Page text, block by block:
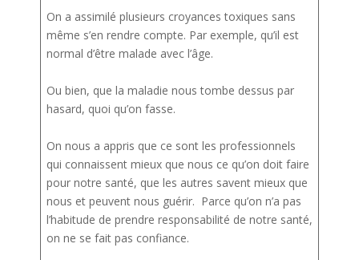
On a assimilé plusieurs croyances toxiques sans
même s’en rendre compte. Par exemple, qu’il est
normal d’être malade avec l’âge.
Ou bien, que la maladie nous tombe dessus par
hasard, quoi qu’on fasse.
On nous a appris que ce sont les professionnels
qui connaissent mieux que nous ce qu’on doit faire
pour notre santé, que les autres savent mieux que
nous et peuvent nous guérir. Parce qu’on n’a pas
l’habitude de prendre responsabilité de notre santé,
on ne se fait pas confiance.